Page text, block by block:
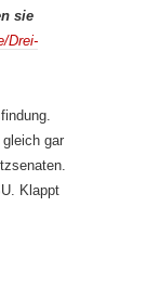
sie
Drei-
gar
Klappt